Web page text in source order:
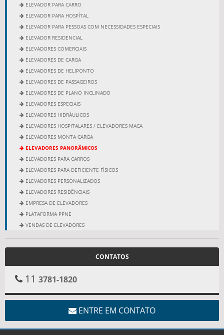
ELEVADOR PARA CARRO
ELEVADOR PARA HOSPÍTAL
ELEVADOR PARA PESSOAS COM NECESSIDADES ESPECIAIS
ELEVADOR RESIDENCIAL
ELEVADORES COMERCIAIS
ELEVADORES DE CARGA
ELEVADORES DE HELIPONTO
ELEVADORES DE PASSAGEIROS
ELEVADORES DE PLANO INCLINADO
ELEVADORES ESPECIAIS
ELEVADORES HIDRÁULICOS
ELEVADORES HOSPITALARES / ELEVADORES MACA
ELEVADORES MONTA CARGA
ELEVADORES PANORÂMICOS
ELEVADORES PARA CARROS
ELEVADORES PARA DEFICIENTE FÍSICOS
ELEVADORES PERSONALIZADOS
ELEVADORES RESIDÊNCIAIS
EMPRESA DE ELEVADORES
PLATAFORMA PPNE
VENDAS DE ELEVADORES
CONTATOS
11 3781-1820
ENTRE EM CONTATO